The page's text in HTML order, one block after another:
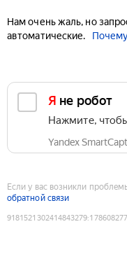
Нам очень жаль, но
автоматические.
Я не робот
Нажмите,
Yandex
Если у вас возникли
обратной связи
9181521302414843279: